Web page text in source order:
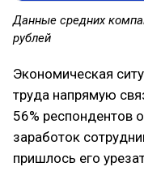
Данные средних
рублей
Экономическая
труда напрямую
56% респондентов
заработок
пришлось его